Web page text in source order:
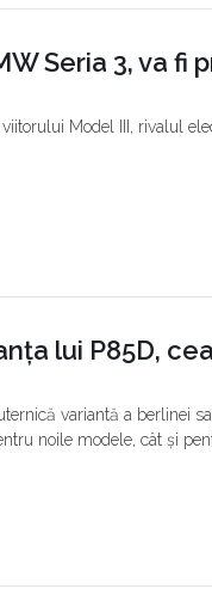
Seria 3, va fi
Model III, rivalul
lui P85D,
variantă a berlinei
noile modele, cât și